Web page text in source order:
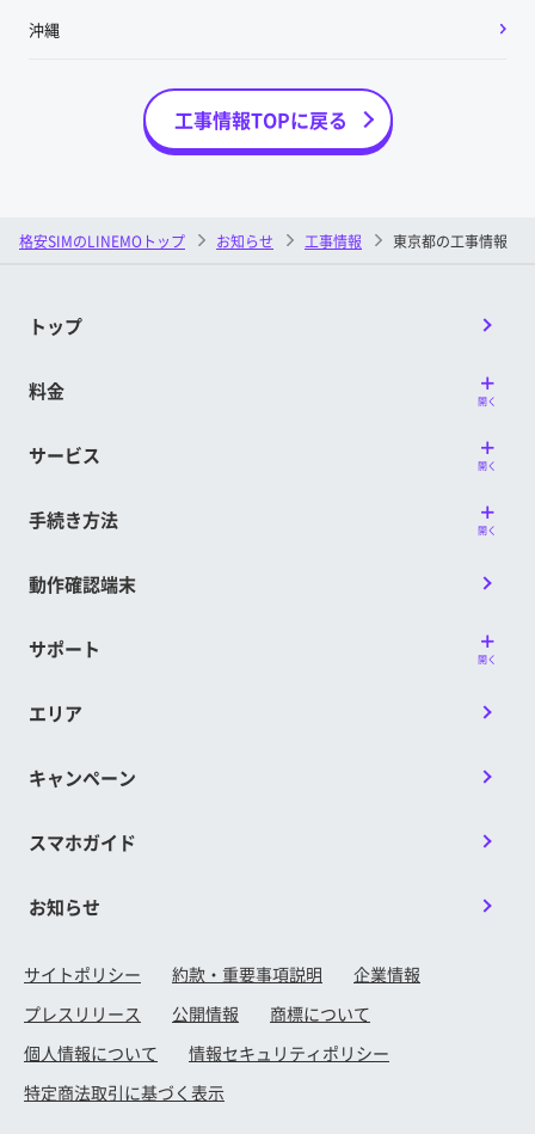
沖縄
工事情報TOPに戻る
格安SIMのLINEMOトップ お知らせ 工事情報 東京都の工事情報
トップ
料金 開く
サービス 開く
手続き方法 開く
動作確認端末
サポート 開く
エリア
キャンペーン
スマホガイド
お知らせ
サイトポリシー 約款・重要事項説明
企業情報
プレスリリース
公開情報
商標について
個人情報について
情報セキュリティポリシー
特定商法取引に基づく表示